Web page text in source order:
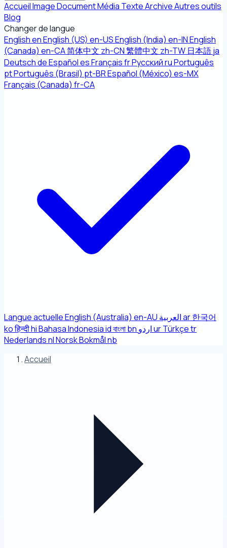
AccueilImageDocumentMédia TexteArchiveAutres outils
Blog
Changer de langue
EnglishenEnglish (US) en-USEnglish (India) en-INEnglish
(Canada) en-CA简体中文 zh-CN繁體中文 zh-TW 日本語ja
DeutschdeEspañolesFrançaisfrРусскийruPortuguês
ptPortuguês (Brasil) pt-BREspañol (México) es-MX
Français (Canada) fr-CA
Langue actuelleEnglish (Australia) en-AU العربيةar한국어
koहिन्दीhiBahasa Indonesiaidবাংলাbn اردوurTürkçetr
NederlandsnlNorsk Bokmålnb
Accueil